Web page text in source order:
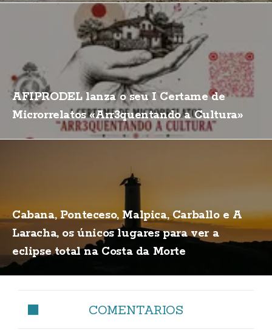
AFIPRODEL lanza o seu I Certame de
Microrrelatos «Arr3quentando a Cultura»
Cabana, Ponteceso, Malpica, Carballo e A
Laracha, os únicos lugares para ver a
eclipse total na Costa da Morte
COMENTARIOS